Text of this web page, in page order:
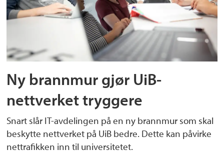
Ny brannmur gjør UiB-
nettverket tryggere
Snart slår IT-avdelingen på en ny brannmur som skal
beskytte nettverket på UiB bedre. Dette kan påvirke
nettrafikken inn til universitetet.